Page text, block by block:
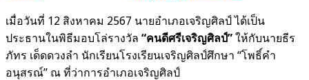
เมื่อวันที่ 12 สิงหาคม 2567 นายอำเภอเจริญศิลป์ ได้เป็น
ประธานในพิธีมอบโล่รางวัล “คนดีศรีเจริญศิลป์” ให้กับนายธีร
ภัทร เด็ดดวงลำ นักเรียนโรงเรียนเจริญศิลป์ศึกษา “โพธิ์คำ
อนุสรณ์” ณ ที่ว่าการอำเภอเจริญศิลป์